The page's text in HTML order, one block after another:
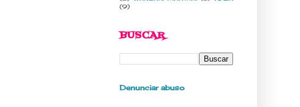
(9)
BUSCAR
Denunciar abuso